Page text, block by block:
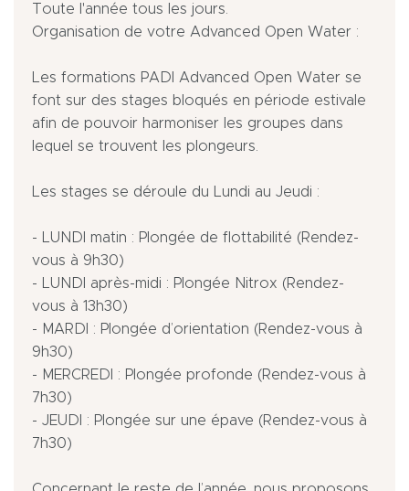
Toute l'année tous les jours.
Organisation de votre Advanced Open Water :
Les formations PADI Advanced Open Water se
font sur des stages bloqués en période estivale
afin de pouvoir harmoniser les groupes dans
lequel se trouvent les plongeurs.
Les stages se déroule du Lundi au Jeudi :
- LUNDI matin : Plongée de flottabilité (Rendez-
vous à 9h30)
- LUNDI après-midi : Plongée Nitrox (Rendez-
vous à 13h30)
- MARDI : Plongée d’orientation (Rendez-vous à
9h30)
- MERCREDI : Plongée profonde (Rendez-vous à
7h30)
- JEUDI : Plongée sur une épave (Rendez-vous à
7h30)